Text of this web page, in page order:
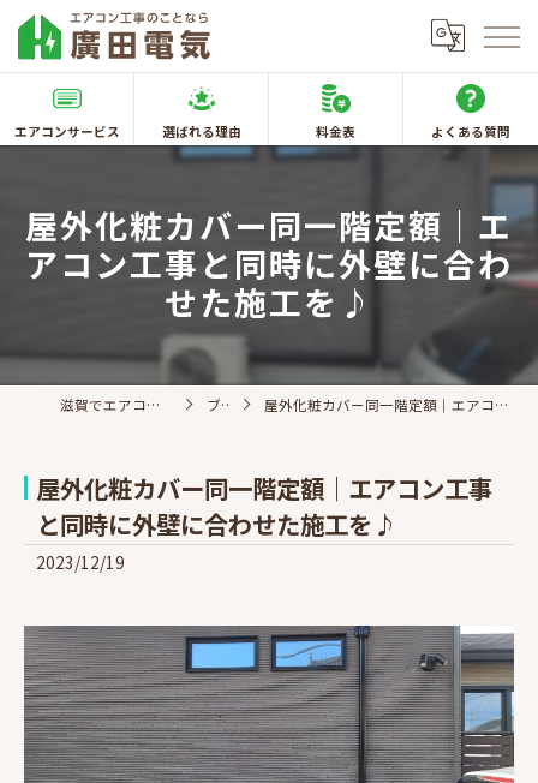
エアコンサービス 選ばれる理由 料金表 よくある質問
屋外化粧カバー同一階定額｜エ
アコン工事と同時に外壁に合わ
せた施工を♪
滋賀でエアコン取付なら廣田電気 ブログ 屋外化粧カバー同一階定額｜エアコン工事と同時に外壁に合わせた施工を♪
屋外化粧カバー同一階定額｜エアコン工事
と同時に外壁に合わせた施工を♪
2023/12/19